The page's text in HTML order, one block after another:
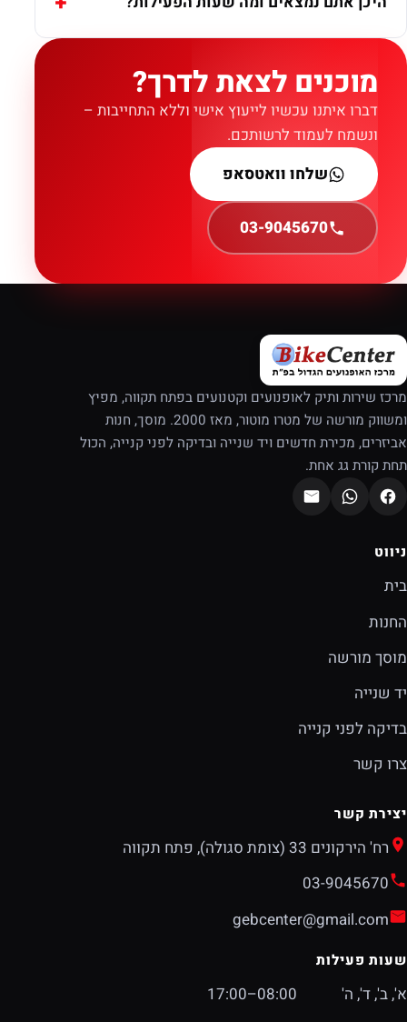
מוכנים לצאת לדרך?
דברו איתנו עכשיו לייעוץ אישי וללא התחייבות –
ונשמח לעמוד לרשותכם.
שלחו וואטסאפ
03-9045670
מרכז שירות ותיק לאופנועים וקטנועים בפתח תקווה, מפיץ
ומשווק מורשה של מטרו מוטור, מאז 2000. מוסך, חנות
אביזרים, מכירת חדשים ויד שנייה ובדיקה לפני קנייה, הכול
תחת קורת גג אחת.
ניווט
בית
החנות
מוסך מורשה
יד שנייה
בדיקה לפני קנייה
צרו קשר
יצירת קשר
רח' הירקונים 33 (צומת סגולה), פתח תקווה
03-9045670
gebcenter@gmail.com
שעות פעילות
א', ב', ד', ה'
08:00–17:00